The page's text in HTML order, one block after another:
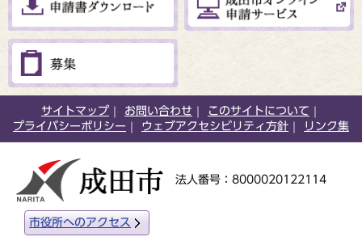
サイトマップ お問い合わせ
このサイトについて
プライバシーポリシー
ウェブアクセシビリティ方針 リンク集
法人番号：8000020122114
市役所へのアクセス